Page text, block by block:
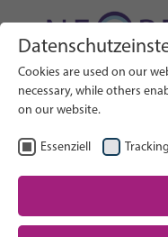
ES
Un vistazo a los
Buscar en
Cookies are used on our
necessary, while others
on our website.
Essenziell Tracking